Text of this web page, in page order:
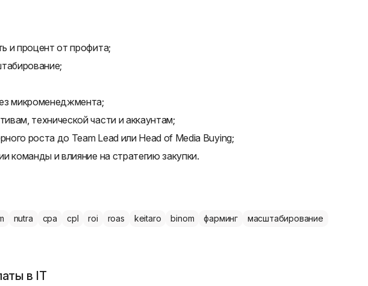
и процент от профита;
микроменеджмента;
технической части и аккаунтам;
роста до Team Lead или Head of Media Buying;
команды и влияние на стратегию закупки.
nutra cpa cpl roi roas keitaro binom фарминг
масштабирование
в IT